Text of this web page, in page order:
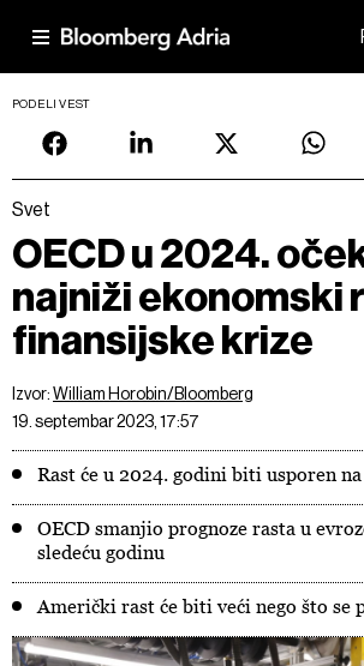
PODELI VEST
Svet
OECD u 2024.
najniži ekonomski
finansijske krize
Izvor:William Horobin/Bloomberg
19. septembar 2023, 17:57
Rast će u 2024. godini biti usporen
OECD smanjio prognoze rasta u
sledeću godinu
Američki rast će biti veći nego što se